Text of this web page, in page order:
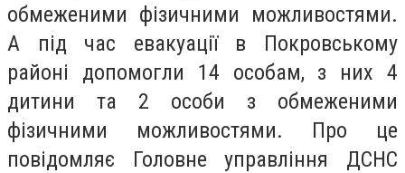
обмеженими фізичними можливостями.
А під час евакуації в Покровському
районі допомогли 14 особам, з них 4
дитини та 2 особи з обмеженими
фізичними можливостями. Про це
повідомляє Головне управління ДСНС